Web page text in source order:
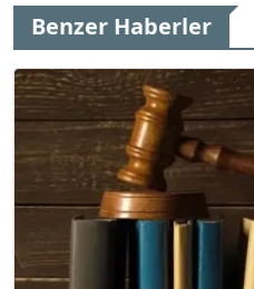
Benzer Haberler